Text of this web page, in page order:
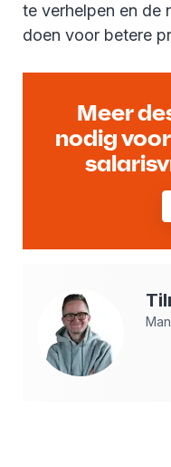
te verhelpen en de
doen voor betere
Meer
nodig